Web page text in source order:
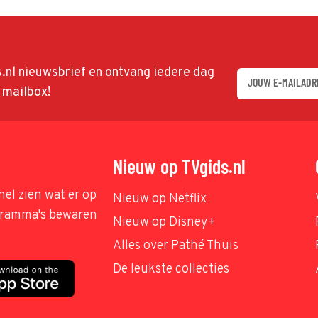
nieuwsbrief en ontvang iedere dag
zien wat er op
bewaren
Nieuw op TVgids.nl
Nieuw op Netflix
Nieuw op Disney+
Alles over Pathé Thuis
De leukste collecties